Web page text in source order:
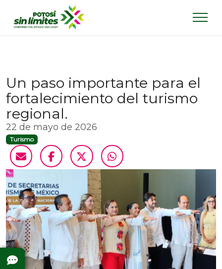
Un paso importante para el
fortalecimiento del turismo
regional.
22 de mayo de 2026
Turismo